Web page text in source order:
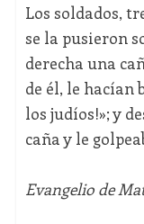
Los soldados,
se la pusieron
derecha una
de él, le hacían
los judíos!»; y
caña y le
Evangelio de